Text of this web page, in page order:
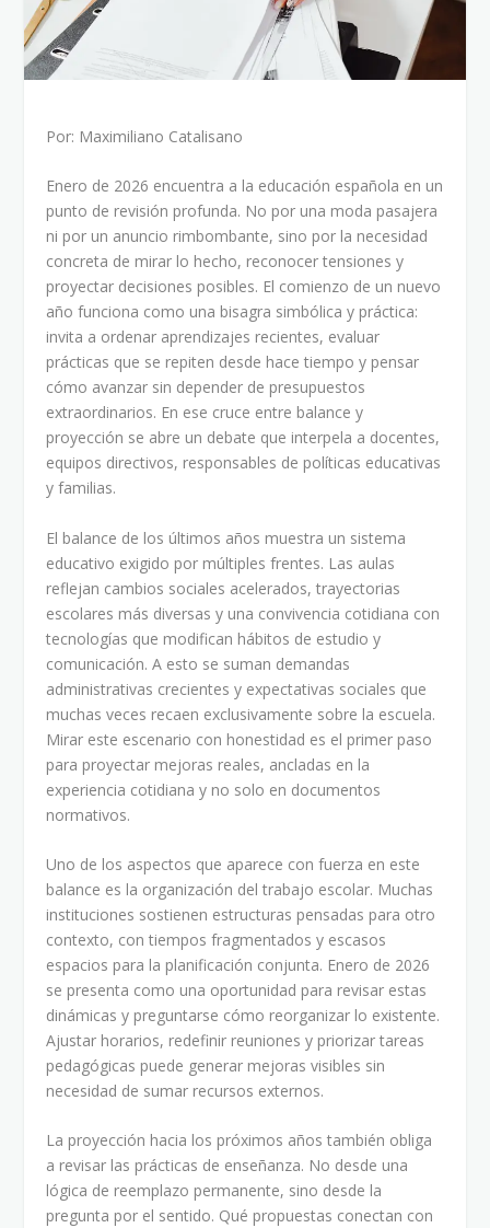
Por: Maximiliano Catalisano
Enero de 2026 encuentra a la educación española en un
punto de revisión profunda. No por una moda pasajera
ni por un anuncio rimbombante, sino por la necesidad
concreta de mirar lo hecho, reconocer tensiones y
proyectar decisiones posibles. El comienzo de un nuevo
año funciona como una bisagra simbólica y práctica:
invita a ordenar aprendizajes recientes, evaluar
prácticas que se repiten desde hace tiempo y pensar
cómo avanzar sin depender de presupuestos
extraordinarios. En ese cruce entre balance y
proyección se abre un debate que interpela a docentes,
equipos directivos, responsables de políticas educativas
y familias.
El balance de los últimos años muestra un sistema
educativo exigido por múltiples frentes. Las aulas
reflejan cambios sociales acelerados, trayectorias
escolares más diversas y una convivencia cotidiana con
tecnologías que modifican hábitos de estudio y
comunicación. A esto se suman demandas
administrativas crecientes y expectativas sociales que
muchas veces recaen exclusivamente sobre la escuela.
Mirar este escenario con honestidad es el primer paso
para proyectar mejoras reales, ancladas en la
experiencia cotidiana y no solo en documentos
normativos.
Uno de los aspectos que aparece con fuerza en este
balance es la organización del trabajo escolar. Muchas
instituciones sostienen estructuras pensadas para otro
contexto, con tiempos fragmentados y escasos
espacios para la planificación conjunta. Enero de 2026
se presenta como una oportunidad para revisar estas
dinámicas y preguntarse cómo reorganizar lo existente.
Ajustar horarios, redefinir reuniones y priorizar tareas
pedagógicas puede generar mejoras visibles sin
necesidad de sumar recursos externos.
La proyección hacia los próximos años también obliga
a revisar las prácticas de enseñanza. No desde una
lógica de reemplazo permanente, sino desde la
pregunta por el sentido. Qué propuestas conectan con